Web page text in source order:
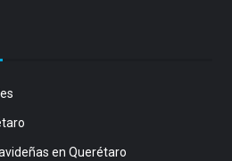
en Querétaro